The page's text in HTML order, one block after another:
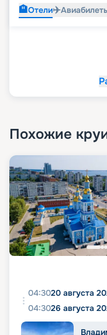
🏨Отели✈️
Похожие
04:3020 августа
04:3026 августа